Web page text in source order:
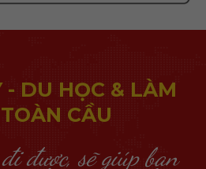
- DU HỌC & LÀM
CẦU
được, sẽ giúp bạn